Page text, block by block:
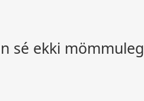
sé ekki mömmuleg